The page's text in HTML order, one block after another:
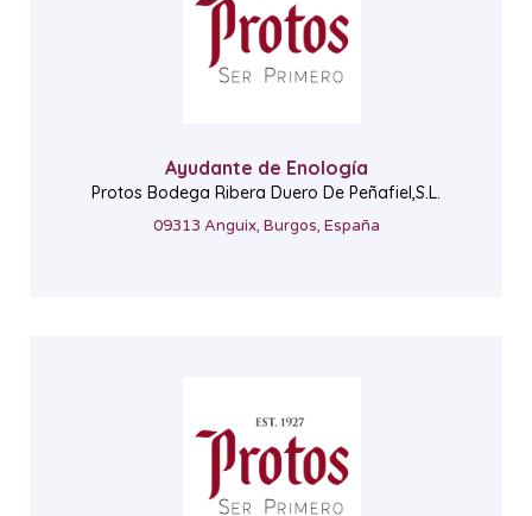
Ayudante de Enología
Protos Bodega Ribera Duero De Peñafiel,S.L.
09313 Anguix, Burgos, España